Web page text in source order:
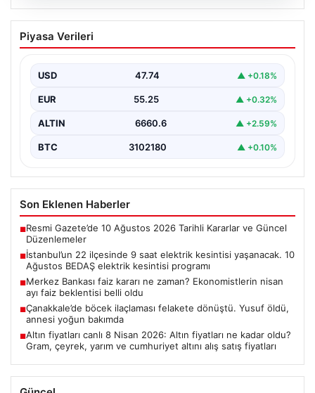
09.08.2026
İstanbul’un 22 ilçesinde 9 saat elektrik
kesintisi yaşanacak. 10 Ağustos BEDAŞ
Piyasa Verileri
USD 47.74 ▲ +0.18%
EUR 55.25 ▲ +0.32%
ALTIN 6660.6 ▲ +2.59%
BTC 3102180 ▲ +0.10%
Son Eklenen Haberler
■Resmi Gazete’de 10 Ağustos 2026 Tarihli Kararlar ve Güncel
Düzenlemeler
■İstanbul’un 22 ilçesinde 9 saat elektrik kesintisi yaşanacak. 10
Ağustos BEDAŞ elektrik kesintisi programı
■Merkez Bankası faiz kararı ne zaman? Ekonomistlerin nisan
ayı faiz beklentisi belli oldu
■Çanakkale’de böcek ilaçlaması felakete dönüştü. Yusuf öldü,
annesi yoğun bakımda
■Altın fiyatları canlı 8 Nisan 2026: Altın fiyatları ne kadar oldu?
Gram, çeyrek, yarım ve cumhuriyet altını alış satış fiyatları